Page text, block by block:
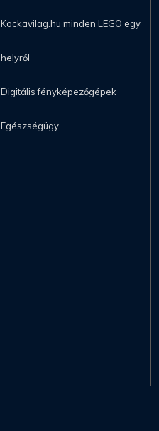
Kockavilag.hu minden LEGO egy
helyről
Digitális fényképezőgépek
Egészségügy